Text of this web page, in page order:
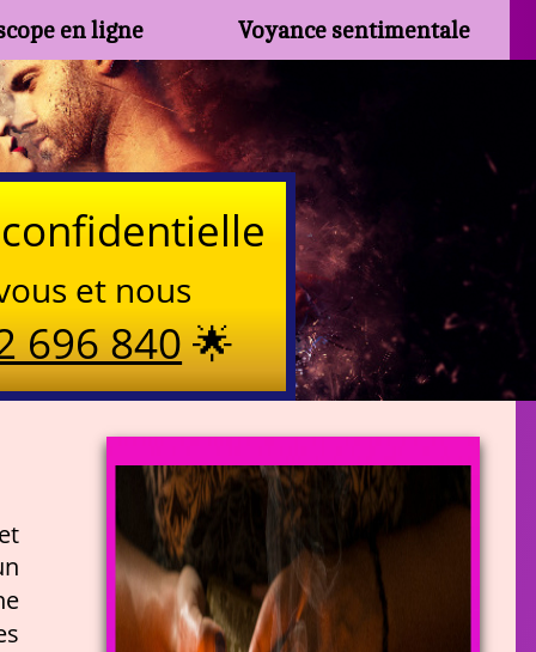
en ligne Voyance sentimentale
et nous
696 840🌟